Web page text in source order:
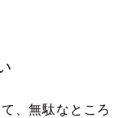
、無駄なところ